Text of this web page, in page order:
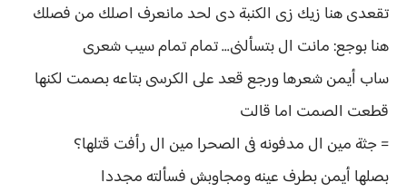
تقعدى هنا زيك زى الكنبة دى لحد مانعرف اصلك من فصلك
هنا بوجع: مانت ال بتسألنى... تمام تمام سيب شعرى
ساب أيمن شعرها ورجع قعد على الكرسى بتاعه بصمت لكنها
قطعت الصمت اما قالت
= جثة مين ال مدفونه فى الصحرا مين ال رأفت قتلها؟
بصلها أيمن بطرف عينه ومجاوبش فسألته مجددا